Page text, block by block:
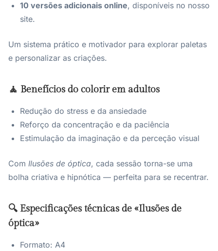
10 versões adicionais online, disponíveis no nosso
site.
Um sistema prático e motivador para explorar paletas
e personalizar as criações.
🧘 Benefícios do colorir em adultos
Redução do stress e da ansiedade
Reforço da concentração e da paciência
Estimulação da imaginação e da perceção visual
Com Ilusões de óptica, cada sessão torna-se uma
bolha criativa e hipnótica — perfeita para se recentrar.
🔍 Especificações técnicas de «Ilusões de
óptica»
Formato: A4